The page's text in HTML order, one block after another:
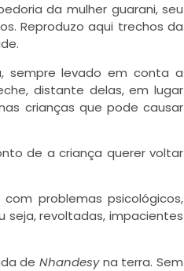
da mulher guarani, seu
Reproduzo aqui trechos da
sempre levado em conta a
distante delas, em lugar
crianças que pode causar
de a criança querer voltar
problemas psicológicos,
seja, revoltadas, impacientes
de Nhandesyna terra. Sem